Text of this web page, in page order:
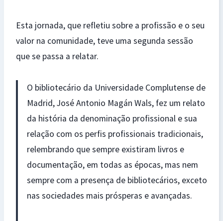
Esta jornada, que refletiu sobre a profissão e o seu
valor na comunidade, teve uma segunda sessão
que se passa a relatar.
O bibliotecário da Universidade Complutense de
Madrid, José Antonio Magán Wals, fez um relato
da história da denominação profissional e sua
relação com os perfis profissionais tradicionais,
relembrando que sempre existiram livros e
documentação, em todas as épocas, mas nem
sempre com a presença de bibliotecários, exceto
nas sociedades mais prósperas e avançadas.